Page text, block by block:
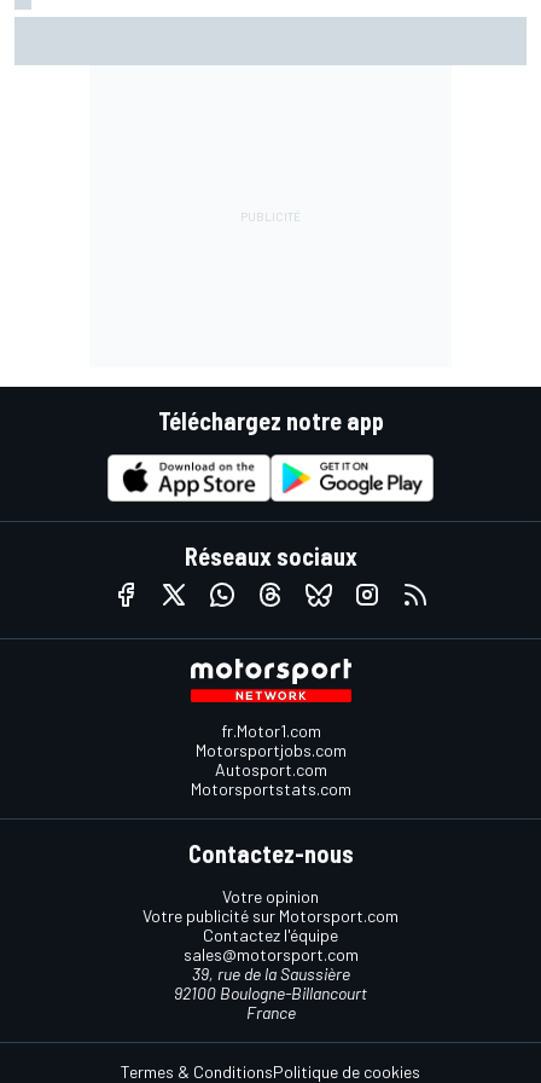
Téléchargez notre app
Réseaux sociaux
fr.Motor1.com
Motorsportjobs.com
Autosport.com
Motorsportstats.com
Contactez-nous
Votre opinion
Votre publicité sur Motorsport.com
Contactez l'équipe
sales@motorsport.com
39, rue de la Saussière
92100 Boulogne-Billancourt
France
Termes & ConditionsPolitique de cookies